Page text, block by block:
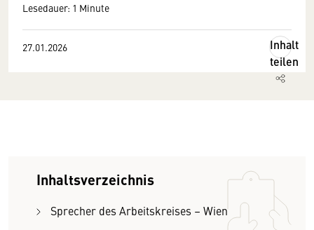
Lesedauer: 1 Minute
27.01.2026
Inhalt
teilen
Inhaltsverzeichnis
Sprecher des Arbeitskreises – Wien